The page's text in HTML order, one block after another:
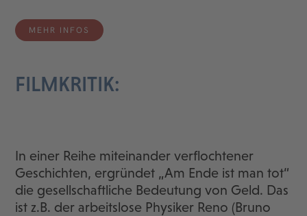
MEHR INFOS
FILMKRITIK:
In einer Reihe miteinander verflochtener
Geschichten, ergründet „Am Ende ist man tot“
die gesellschaftliche Bedeutung von Geld. Das
ist z.B. der arbeitslose Physiker Reno (Bruno